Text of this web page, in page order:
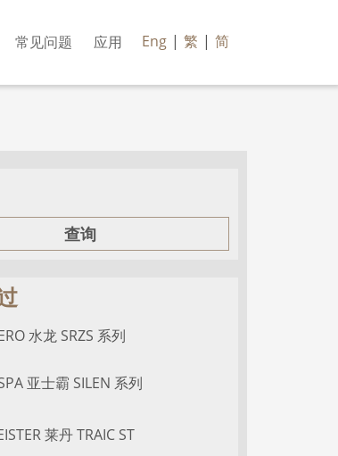
常见问题 应用 Eng | 繁 | 简
查询
水龙 SRZS 系列
亚士霸 SILEN 系列
莱丹 TRAIC ST